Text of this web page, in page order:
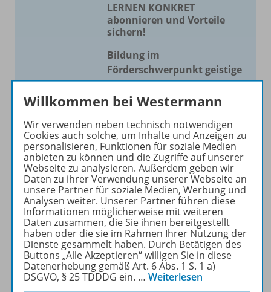
LERNEN KONKRET
abonnieren und Vorteile
sichern!
Bildung im
Förderschwerpunkt geistige
Entwicklung
Die Zeitschrift erscheint als
Print- und als digitale Version.
Beiträge und Materialien
können im Online-Archiv von
LERNEN KONKRET kostenlos
recherchiert und
heruntergeladen werden (nur
für Privatpersonen).
Jetzt kostengünstig
Probelesen oder gleich zum
Vorteilspreis abonnieren!
Zu den Angeboten
Willkommen bei Westermann
Wir verwenden neben technisch notwendigen
Cookies auch solche, um Inhalte und Anzeigen zu
personalisieren, Funktionen für soziale Medien
anbieten zu können und die Zugriffe auf unserer
Webseite zu analysieren. Außerdem geben wir
Daten zu ihrer Verwendung unserer Webseite an
unsere Partner für soziale Medien, Werbung und
Analysen weiter. Unserer Partner führen diese
Informationen möglicherweise mit weiteren
Daten zusammen, die Sie ihnen bereitgestellt
haben oder die sie im Rahmen Ihrer Nutzung der
Dienste gesammelt haben. Durch Betätigen des
Buttons „Alle Akzeptieren“ willigen Sie in diese
Datenerhebung gemäß Art. 6 Abs. 1 S. 1 a)
DSGVO, § 25 TDDDG ein. … Weiterlesen